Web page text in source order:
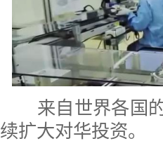
来自世界各国的
续扩大对华投资。